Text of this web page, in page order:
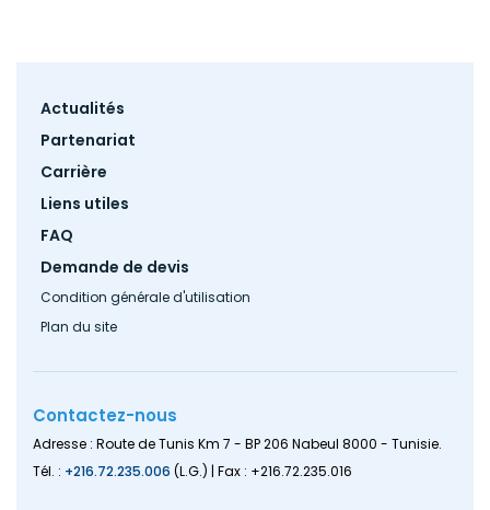
Footer
Actualités
Partenariat
Carrière
Liens utiles
FAQ
Demande de devis
Condition générale d'utilisation
Plan du site
Contactez-nous
Adresse : Route de Tunis Km 7 - BP 206 Nabeul 8000 - Tunisie.
Tél. : +216.72.235.006 (L.G.) | Fax : +216.72.235.016